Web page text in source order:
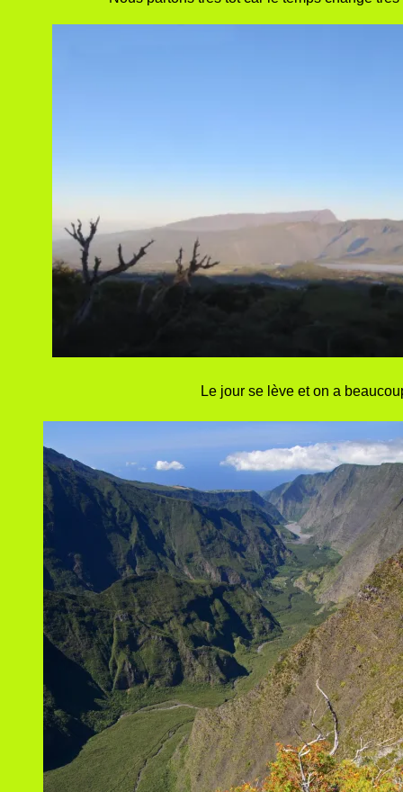
Le jour se lève et on a